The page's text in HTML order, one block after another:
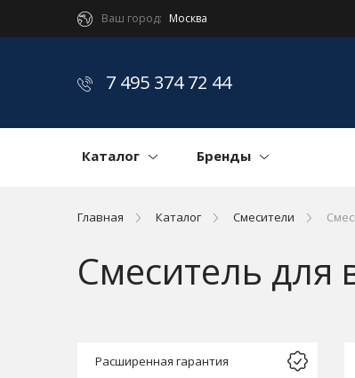
Ваш город: Москва
7 495 374 72 44
Каталог Бренды
Главная Каталог Смесители
Смеситель для
Расширенная гарантия